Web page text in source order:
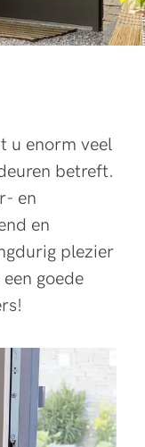
u enorm veel
betreft.
en
en
plezier
goede